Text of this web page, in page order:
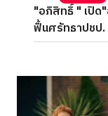
"อภิสิทธิ์ " เปิด
ฟื้นศรัทธาปชป.